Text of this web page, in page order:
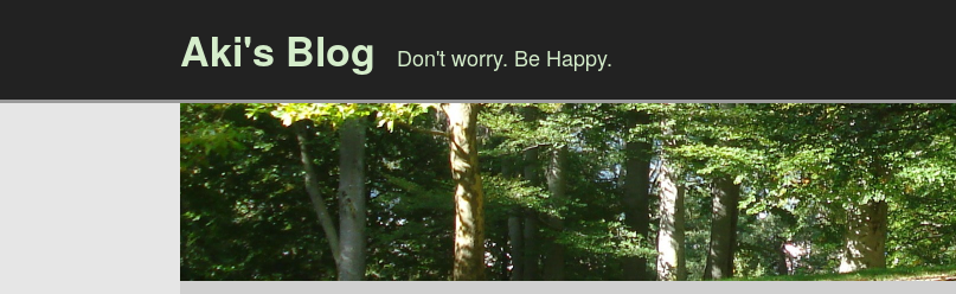
Aki's Blog Don't worry. Be Happy.